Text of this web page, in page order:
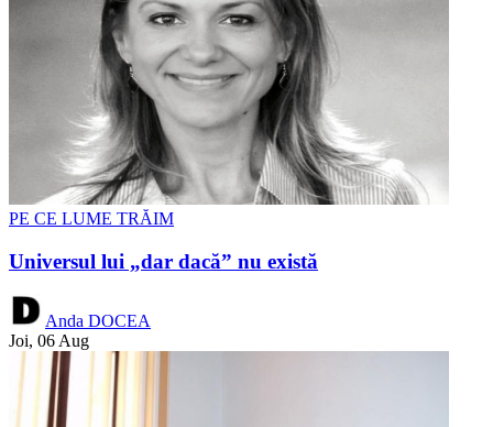
PE CE LUME TRĂIM
Universul lui „dar dacă” nu există
Anda DOCEA
Joi, 06 Aug